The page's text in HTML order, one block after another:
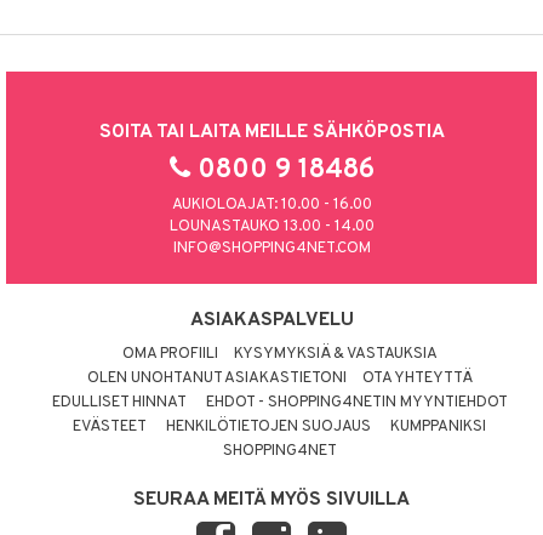
SOITA TAI LAITA MEILLE SÄHKÖPOSTIA
0800 9 18486
AUKIOLOAJAT: 10.00 - 16.00
LOUNASTAUKO 13.00 - 14.00
INFO@SHOPPING4NET.COM
ASIAKASPALVELU
OMA PROFIILI
KYSYMYKSIÄ & VASTAUKSIA
OLEN UNOHTANUT ASIAKASTIETONI
OTA YHTEYTTÄ
EDULLISET HINNAT
EHDOT - SHOPPING4NETIN MYYNTIEHDOT
EVÄSTEET
HENKILÖTIETOJEN SUOJAUS
KUMPPANIKSI
SHOPPING4NET
SEURAA MEITÄ MYÖS SIVUILLA